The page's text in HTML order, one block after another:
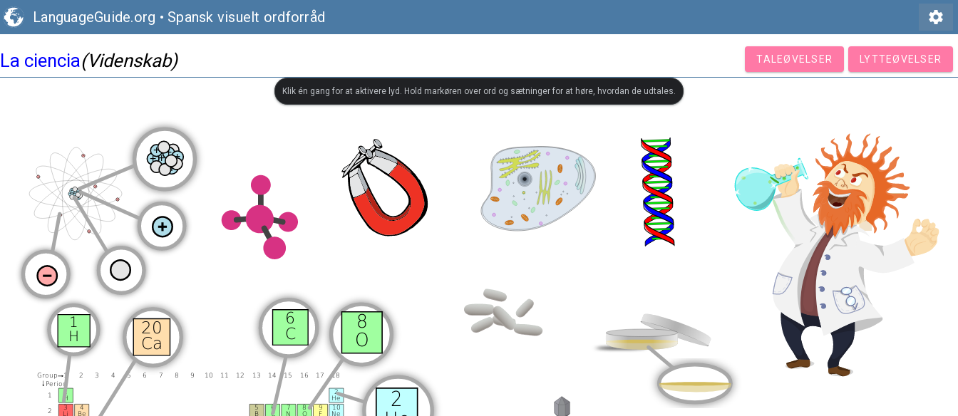
LanguageGuide.org • Spansk visuelt ordforråd settings
La ciencia(Videnskab) TALEØVELSER LYTTEØVELSER
Klik én gang for at aktivere lyd. Hold markøren over ord og sætninger for at høre, hvordan de udtales.